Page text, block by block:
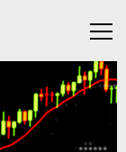
Menu